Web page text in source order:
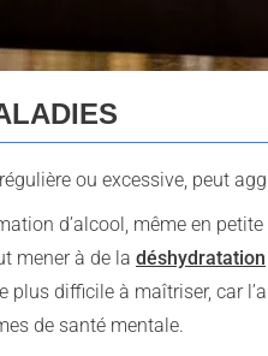
ou excessive, peut
d’alcool, même en
mener à de la déshydratation
plus difficile à maîtriser, car
de santé mentale.